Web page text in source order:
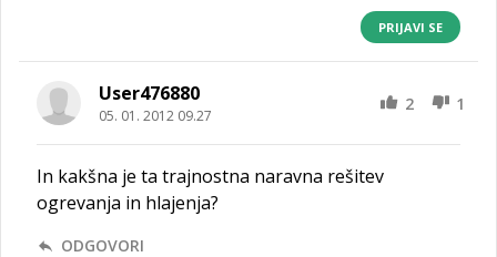
PRIJAVI SE
User476880
05. 01. 2012 09.27
2 1
In kakšna je ta trajnostna naravna rešitev
ogrevanja in hlajenja?
ODGOVORI